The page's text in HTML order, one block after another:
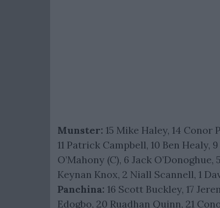
Munster: 15 Mike Haley, 14 Conor
11 Patrick Campbell, 10 Ben Healy,
O’Mahony (C), 6 Jack
Keynan Knox, 2 Niall Scannell, 1
Panchina: 16 Scott Buckley, 17
Edogbo, 20 Ruadhan Quinn, 21